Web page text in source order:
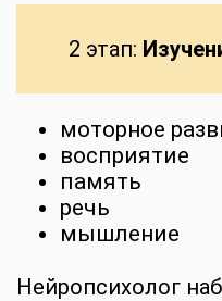
2 этап:
моторное
восприятие
память
речь
мышление
Нейропсихолог